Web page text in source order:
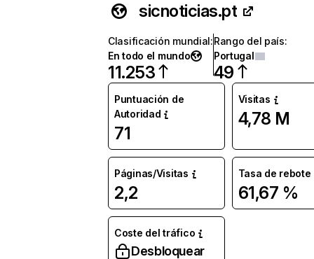
sicnoticias.pt
Clasificación mundial:
En todo el mundo
11.253
Rango del país:
Portugal
49
Puntuación de
Autoridad
71
Visitas
4,78 M
Páginas/Visitas
2,2
Tasa de rebote
61,67 %
Coste del tráfico
Desbloquear